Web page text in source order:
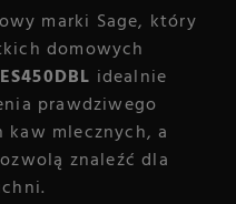
marki Sage, który
domowych
idealnie
prawdziwego
kaw mlecznych, a
znaleźć dla